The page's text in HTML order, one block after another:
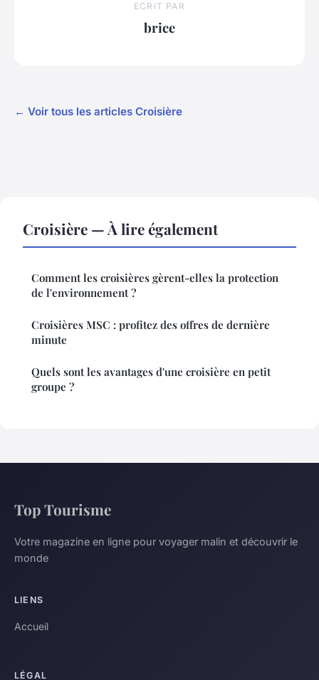
ECRIT PAR
brice
← Voir tous les articles Croisière
Croisière — À lire également
Comment les croisières gèrent-elles la protection
de l'environnement ?
Croisières MSC : profitez des offres de dernière
minute
Quels sont les avantages d'une croisière en petit
groupe ?
Top Tourisme
Votre magazine en ligne pour voyager malin et découvrir le
monde
LIENS
Accueil
LÉGAL